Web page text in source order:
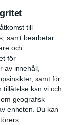
till
samt bearbetar
och
för
av innehåll,
samt för
tillåtelse kan vi och
geografisk
enheten. Du kan
kundtjänst och
dig av deras